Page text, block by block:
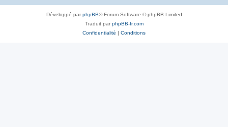
Développé parphpBB® Forum Software © phpBB Limited
Traduit parphpBB-fr.com
Confidentialité | Conditions